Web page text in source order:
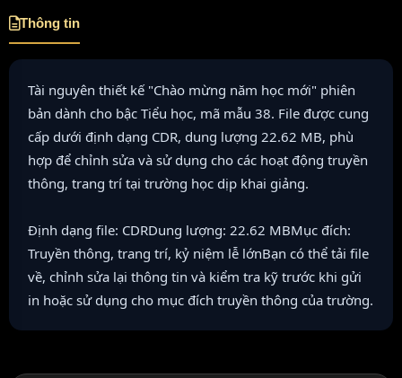
Thông tin
Tài nguyên thiết kế "Chào mừng năm học mới" phiên
bản dành cho bậc Tiểu học, mã mẫu 38. File được cung
cấp dưới định dạng CDR, dung lượng 22.62 MB, phù
hợp để chỉnh sửa và sử dụng cho các hoạt động truyền
thông, trang trí tại trường học dịp khai giảng.
Định dạng file: CDRDung lượng: 22.62 MBMục đích:
Truyền thông, trang trí, kỷ niệm lễ lớnBạn có thể tải file
về, chỉnh sửa lại thông tin và kiểm tra kỹ trước khi gửi
in hoặc sử dụng cho mục đích truyền thông của trường.